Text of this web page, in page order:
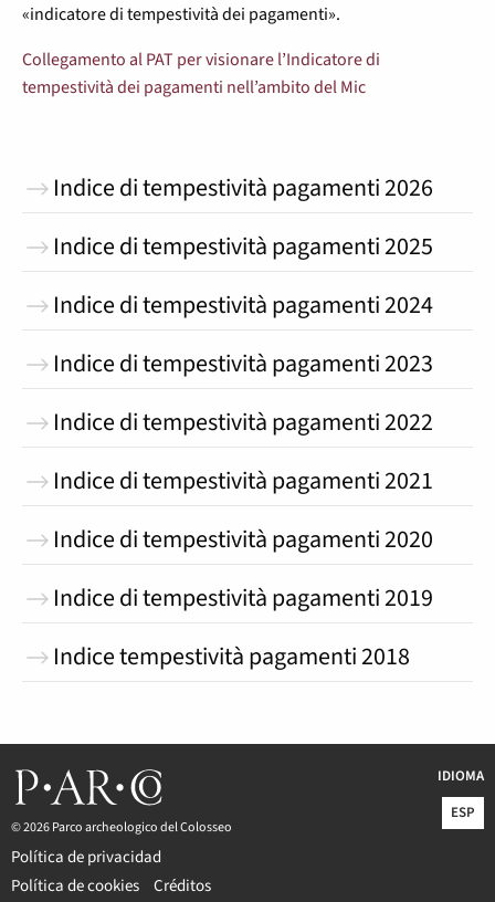
«indicatore di tempestività dei pagamenti».
Collegamento al PAT per visionare l’Indicatore di
tempestività dei pagamenti nell’ambito del Mic
Indice di tempestività pagamenti 2026
Indice di tempestività pagamenti 2025
Indice di tempestività pagamenti 2024
Indice di tempestività pagamenti 2023
Indice di tempestività pagamenti 2022
Indice di tempestività pagamenti 2021
Indice di tempestività pagamenti 2020
Indice di tempestività pagamenti 2019
Indice tempestività pagamenti 2018
© 2026 Parco archeologico del Colosseo
Política de privacidad
Política de cookies
Créditos
IDIOMA
ESP